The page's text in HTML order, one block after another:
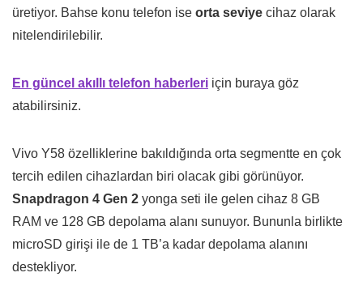
üretiyor. Bahse konu telefon ise orta seviye cihaz olarak
nitelendirilebilir.
En güncel akıllı telefon haberleri için buraya göz
atabilirsiniz.
Vivo Y58 özelliklerine bakıldığında orta segmentte en çok
tercih edilen cihazlardan biri olacak gibi görünüyor.
Snapdragon 4 Gen 2 yonga seti ile gelen cihaz 8 GB
RAM ve 128 GB depolama alanı sunuyor. Bununla birlikte
microSD girişi ile de 1 TB’a kadar depolama alanını
destekliyor.